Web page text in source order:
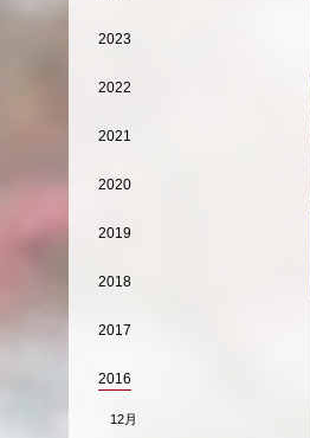
2023
2022
2021
2020
2019
2018
2017
2016
12月